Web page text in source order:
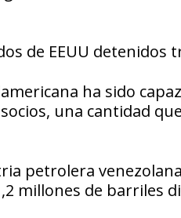
de EEUU
ha sido
una cantidad
petrolera
millones de barriles